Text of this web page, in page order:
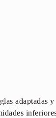
adaptadas y